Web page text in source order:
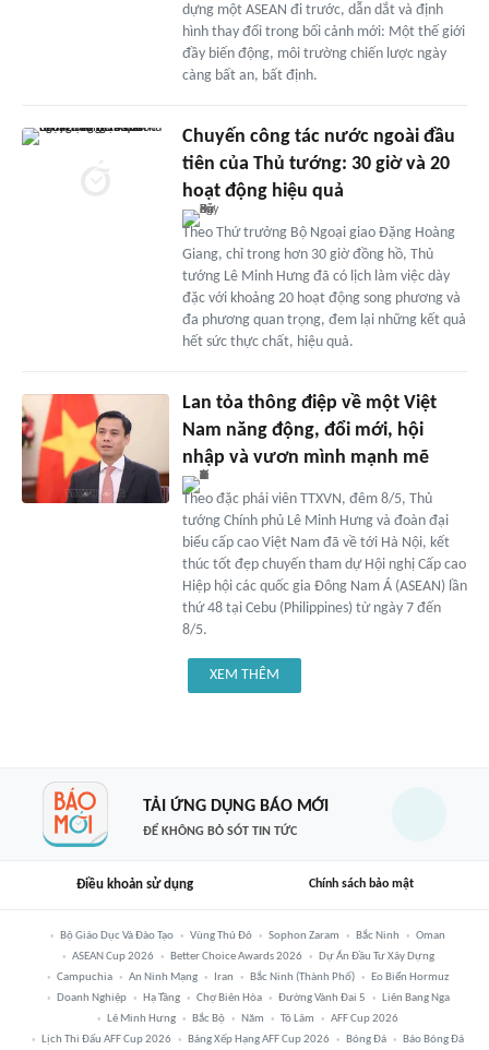
dựng một ASEAN đi trước, dẫn dắt và định
hình thay đổi trong bối cảnh mới: Một thế giới
đầy biến động, môi trường chiến lược ngày
càng bất an, bất định.
Chuyến công tác nước ngoài đầu
tiên của Thủ tướng: 30 giờ và 20
hoạt động hiệu quả
Theo Thứ trưởng Bộ Ngoại giao Đặng Hoàng
Giang, chỉ trong hơn 30 giờ đồng hồ, Thủ
tướng Lê Minh Hưng đã có lịch làm việc dày
đặc với khoảng 20 hoạt động song phương và
đa phương quan trọng, đem lại những kết quả
hết sức thực chất, hiệu quả.
Lan tỏa thông điệp về một Việt
Nam năng động, đổi mới, hội
nhập và vươn mình mạnh mẽ
Theo đặc phái viên TTXVN, đêm 8/5, Thủ
tướng Chính phủ Lê Minh Hưng và đoàn đại
biểu cấp cao Việt Nam đã về tới Hà Nội, kết
thúc tốt đẹp chuyến tham dự Hội nghị Cấp cao
Hiệp hội các quốc gia Đông Nam Á (ASEAN) lần
thứ 48 tại Cebu (Philippines) từ ngày 7 đến
8/5.
XEM THÊM
TẢI ỨNG DỤNG BÁO MỚI
ĐỂ KHÔNG BỎ SÓT TIN TỨC
Điều khoản sử dụng Chính sách bảo mật
Bộ Giáo Dục Và Đào Tạo Vùng Thủ Đô Sophon Zaram Bắc Ninh
Oman
ASEAN Cup 2026
Better Choice Awards 2026
Dự Án Đầu Tư Xây Dựng
Campuchia
An Ninh Mạng Iran Bắc Ninh (thành Phố)
Eo Biển Hormuz
Doanh Nghiệp
Hạ Tầng Chợ Biên Hòa Đường Vành Đai 5
Liên Bang Nga
Lê Minh Hưng
Bắc Bộ Năm Tô Lâm
AFF Cup 2026
Lịch Thi Đấu AFF Cup 2026
Bảng Xếp Hạng AFF Cup 2026 Bóng Đá Báo Bóng Đá